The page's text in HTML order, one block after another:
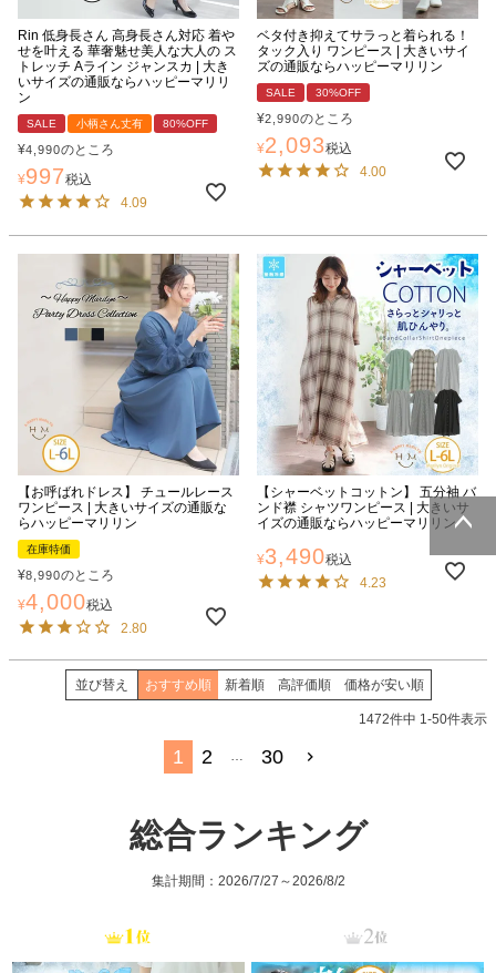
Rin 低身長さん 高身長さん対応 着や
せを叶える 華奢魅せ美人な大人の ス
トレッチ Aライン ジャンスカ | 大き
いサイズの通販ならハッピーマリリ
ン
SALE 小柄さん丈有 80%OFF
¥4,990のところ
¥997税込
4.09
ベタ付き抑えてサラっと着られる！
タック入り ワンピース | 大きいサイ
ズの通販ならハッピーマリリン
SALE 30%OFF
¥2,990のところ
¥2,093税込
4.00
【お呼ばれドレス】 チュールレース
ワンピース | 大きいサイズの通販な
らハッピーマリリン
在庫特価
¥8,990のところ
¥4,000税込
2.80
【シャーベットコットン】 五分袖 バ
ンド襟 シャツワンピース | 大きいサ
イズの通販ならハッピーマリリン
¥3,490税込
4.23
並び替え おすすめ順 新着順 高評価順 価格が安い順
1472件中 1-50件表示
1 2 … 30
総合ランキング
集計期間：2026/7/27～2026/8/2
ページトッ
プへ